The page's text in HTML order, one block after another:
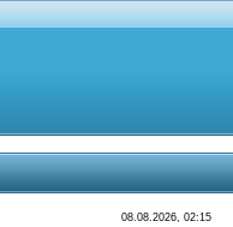
08.08.2026, 02:15